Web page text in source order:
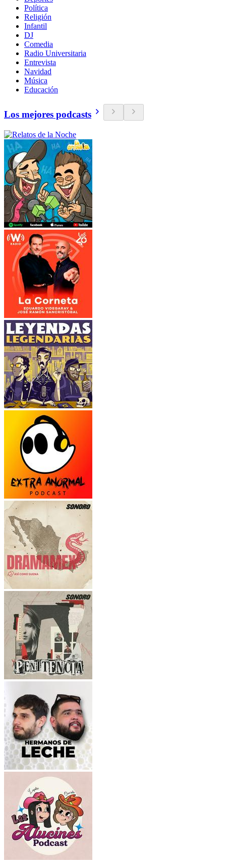
Política
Religión
Infantil
DJ
Comedia
Radio Universitaria
Entrevista
Navidad
Música
Educación
Los mejores podcasts